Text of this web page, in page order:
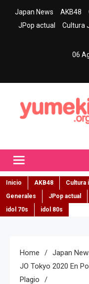
Japan News AKB48
JPop actual
Cultura
06
Inicio AKB48 Cultura
Generales
JPop actual
idol 70s
idol 80s
Home
Japan
JO Tokyo 2020 En
Plagio